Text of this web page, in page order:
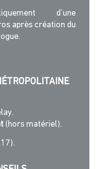
d’une
après création du
(hors matériel).